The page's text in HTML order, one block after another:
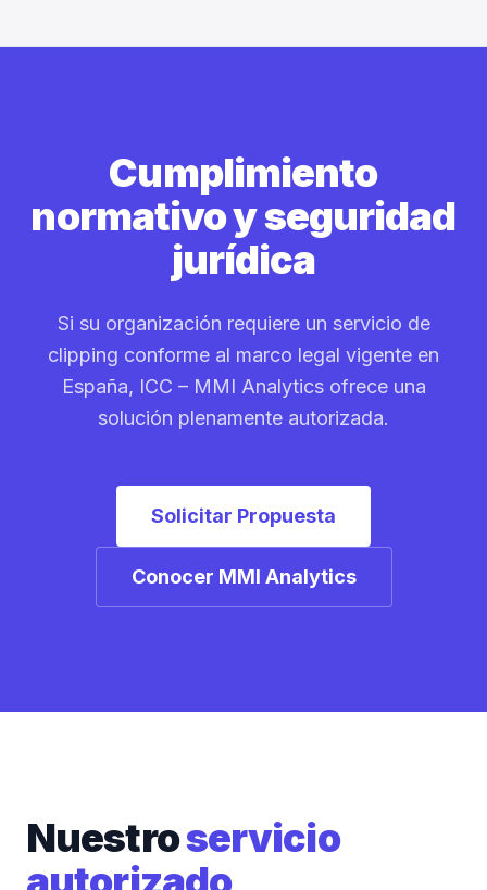
Cumplimiento
normativo yseguridad
jurídica
Si su organización requiere un servicio de
clipping conforme al marco legal vigente en
España, ICC – MMI Analytics ofrece una
solución plenamente autorizada.
Solicitar Propuesta
Conocer MMI Analytics
Nuestroservicio